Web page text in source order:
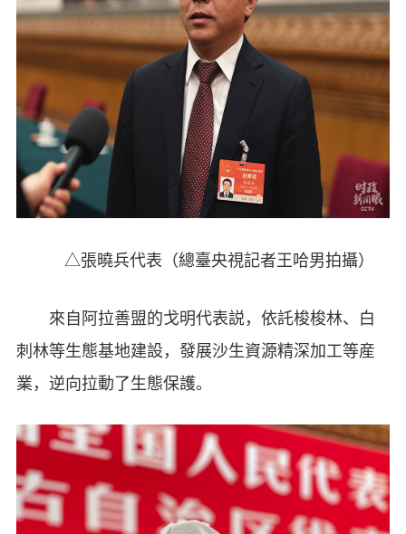
△張曉兵代表（總臺央視記者王哈男拍攝）
來自阿拉善盟的戈明代表説，依託梭梭林、白
刺林等生態基地建設，發展沙生資源精深加工等産
業，逆向拉動了生態保護。